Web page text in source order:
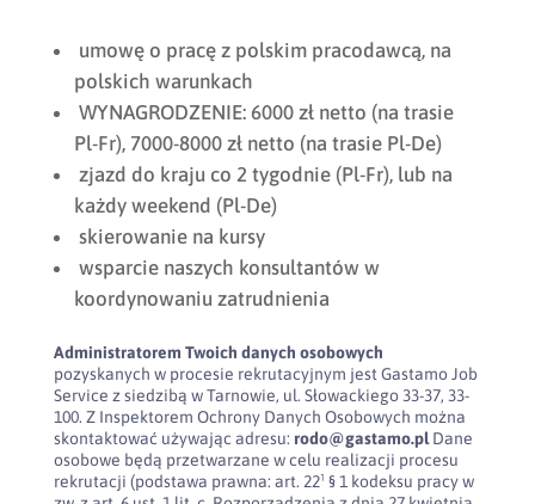
umowę o pracę z polskim pracodawcą, na
polskich warunkach
WYNAGRODZENIE: 6000 zł netto (na trasie
Pl-Fr), 7000-8000 zł netto (na trasie Pl-De)
zjazd do kraju co 2 tygodnie (Pl-Fr), lub na
każdy weekend (Pl-De)
skierowanie na kursy
wsparcie naszych konsultantów w
koordynowaniu zatrudnienia
Administratorem Twoich danych osobowych
pozyskanych w procesie rekrutacyjnym jest Gastamo Job
Service z siedzibą w Tarnowie, ul. Słowackiego 33-37, 33-
100. Z Inspektorem Ochrony Danych Osobowych można
skontaktować używając adresu: rodo@gastamo.plDane
osobowe będą przetwarzane w celu realizacji procesu
rekrutacji (podstawa prawna: art. 22¹ § 1 kodeksu pracy w